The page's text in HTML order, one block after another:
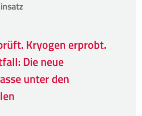
Kryogen erprobt.
Die neue
unter den